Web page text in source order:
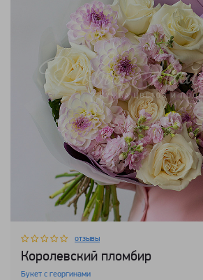
отзывы
Королевский пломбир
Букет с георгинами